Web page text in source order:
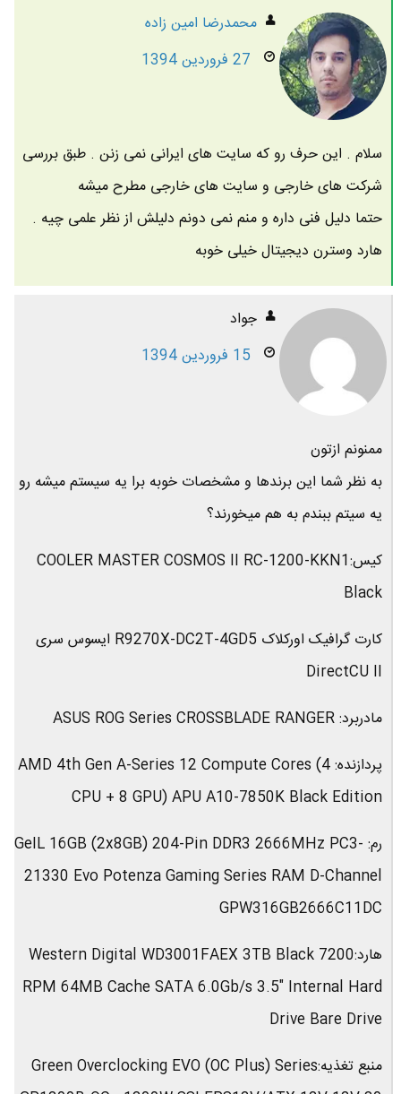
محمدرضا امين زاده
27 فروردین 1394
سلام . این حرف رو که سایت های ایرانی نمی زنن . طبق بررسی
شرکت های خارجی و سایت های خارجی مطرح میشه
حتما دلیل فنی داره و منم نمی دونم دلیلش از نظر علمی چیه .
هارد وسترن دیجیتال خیلی خوبه
جواد
15 فروردین 1394
ممنونم ازتون
به نظر شما این برندها و مشخصات خوبه برا یه سیستم میشه رو
یه سیتم ببندم به هم میخورند؟
کیس:COOLER MASTER COSMOS II RC-1200-KKN1
Black
کارت گرافیک اورکلاک R9270X-DC2T-4GD5 ایسوس سری
DirectCU II
مادربرد: ASUS ROG Series CROSSBLADE RANGER
پردازنده: AMD 4th Gen A-Series 12 Compute Cores (4
CPU + 8 GPU) APU A10-7850K Black Edition
رم: GeIL 16GB (2x8GB) 204-Pin DDR3 2666MHz PC3-
21330 Evo Potenza Gaming Series RAM D-Channel
GPW316GB2666C11DC
هارد:Western Digital WD3001FAEX 3TB Black 7200
RPM 64MB Cache SATA 6.0Gb/s 3.5″ Internal Hard
Drive Bare Drive
منبع تغذیه:Green Overclocking EVO (OC Plus) Series